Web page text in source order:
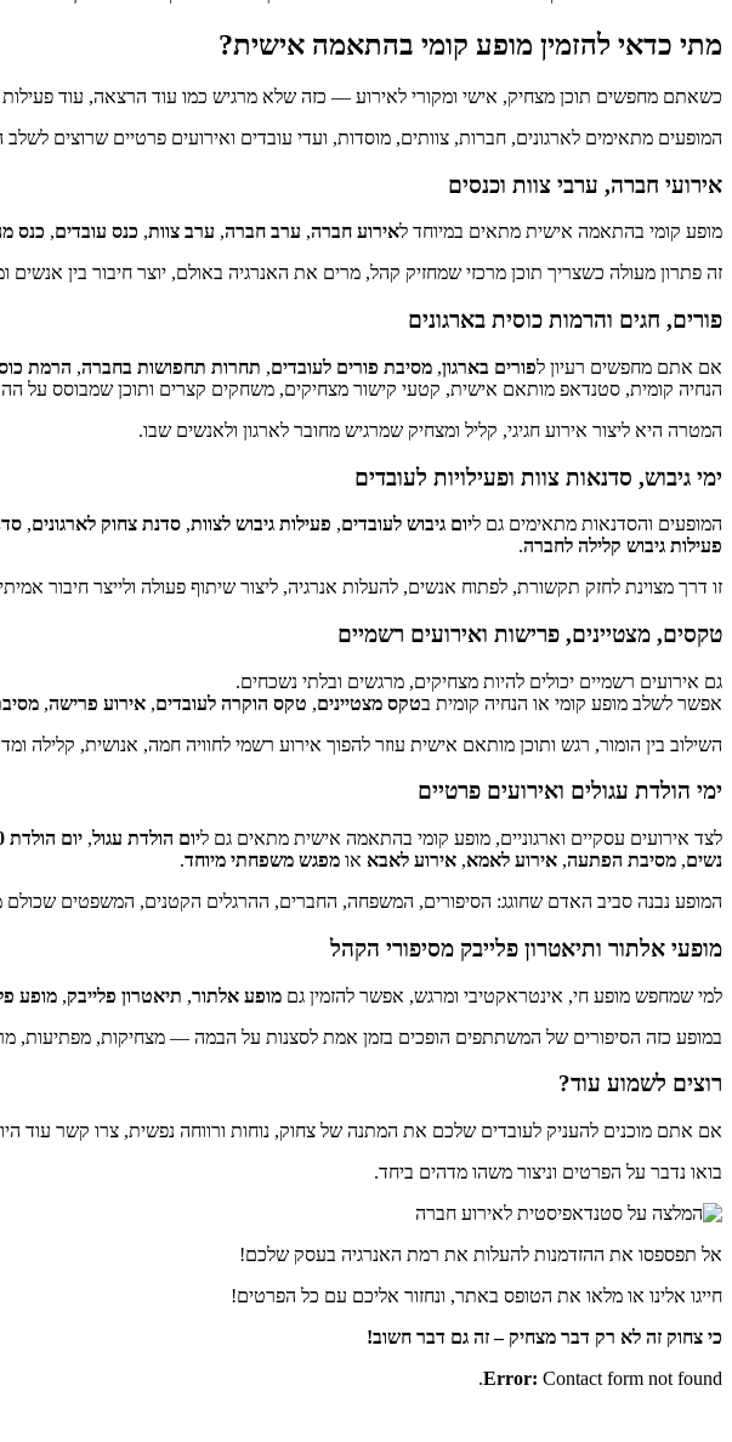
מתי כדאי להזמין מופע קומי בהתאמה אישית?
כשאתם מחפשים תוכן מצחיק, אישי ומקורי לאירוע — כזה שלא מרגיש כמו עוד הרצאה, עוד
המופעים מתאימים לארגונים, חברות, צוותים, מוסדות, ועדי עובדים ואירועים פרטיים שרוצים
אירועי חברה, ערבי צוות וכנסים
מופע קומי בהתאמה אישית מתאים במיוחד לאירוע חברה, ערב חברה, ערב צוות, כנס עובדים, כנס
זה פתרון מעולה כשצריך תוכן מרכזי שמחזיק קהל, מרים את האנרגיה באולם, יוצר חיבור בין
פורים, חגים והרמות כוסית בארגונים
אם אתם מחפשים רעיון לפורים בארגון, מסיבת פורים לעובדים, תחרות תחפושות בחברה, הרמת
הנחיה קומית, סטנדאפ מותאם אישית, קטעי קישור מצחיקים, משחקים קצרים ותוכן שמבוסס על
המטרה היא ליצור אירוע חגיגי, קליל ומצחיק שמרגיש מחובר לארגון ולאנשים שבו.
ימי גיבוש, סדנאות צוות ופעילויות לעובדים
המופעים והסדנאות מתאימים גם ליום גיבוש לעובדים, פעילות גיבוש לצוות, סדנת צחוק לארגונים,
פעילות גיבוש קלילה לחברה.
זו דרך מצוינת לחזק תקשורת, לפתוח אנשים, להעלות אנרגיה, ליצור שיתוף פעולה ולייצר חיבור
טקסים, מצטיינים, פרישות ואירועים רשמיים
גם אירועים רשמיים יכולים להיות מצחיקים, מרגשים ובלתי נשכחים.
אפשר לשלב מופע קומי או הנחיה קומית בטקס מצטיינים, טקס הוקרה לעובדים, אירוע פרישה,
השילוב בין הומור, רגש ותוכן מותאם אישית עוזר להפוך אירוע רשמי לחוויה חמה, אנושית, קלילה
ימי הולדת עגולים ואירועים פרטיים
לצד אירועים עסקיים וארגוניים, מופע קומי בהתאמה אישית מתאים גם ליום הולדת עגול, יום הולדת 40
נשים, מסיבת הפתעה, אירוע לאמא, אירוע לאבא או מפגש משפחתי מיוחד.
המופע נבנה סביב האדם שחוגג: הסיפורים, המשפחה, החברים, ההרגלים הקטנים, המשפטים שכולם
מופעי אלתור ותיאטרון פלייבק מסיפורי הקהל
למי שמחפש מופע חי, אינטראקטיבי ומרגש, אפשר להזמין גם מופע אלתור, תיאטרון פלייבק, מופע
במופע כזה הסיפורים של המשתתפים הופכים בזמן אמת לסצנות על הבמה — מצחיקות, מפתיעות,
רוצים לשמוע עוד?
אם אתם מוכנים להעניק לעובדים שלכם את המתנה של צחוק, נוחות ורווחה נפשית, צרו קשר עוד
בואו נדבר על הפרטים וניצור משהו מדהים ביחד.
אל תפספסו את ההזדמנות להעלות את רמת האנרגיה בעסק שלכם!
חייגו אלינו או מלאו את הטופס באתר, ונחזור אליכם עם כל הפרטים!
כי צחוק זה לא רק דבר מצחיק – זה גם דבר חשוב!
Error: Contact form not found.